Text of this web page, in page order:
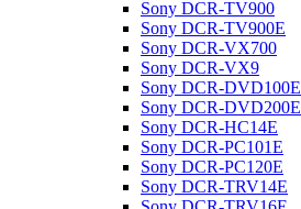
Sony DCR-TV900
Sony DCR-TV900E
Sony DCR-VX700
Sony DCR-VX9
Sony DCR-DVD100E
Sony DCR-DVD200E
Sony DCR-HC14E
Sony DCR-PC101E
Sony DCR-PC120E
Sony DCR-TRV14E